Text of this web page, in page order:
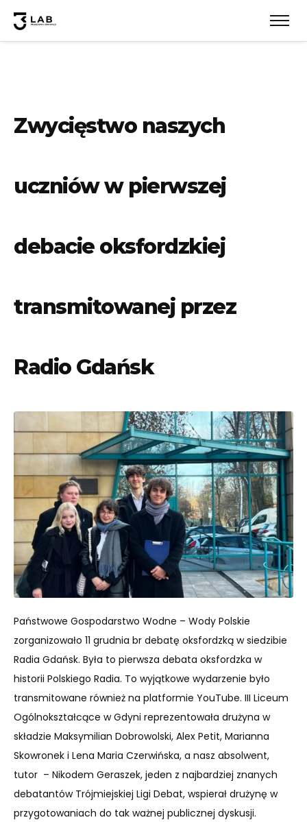
Zwycięstwo naszych
uczniów w pierwszej
debacie oksfordzkiej
transmitowanej przez
Radio Gdańsk
Państwowe Gospodarstwo Wodne – Wody Polskie
zorganizowało 11 grudnia br debatę oksfordzką w siedzibie
Radia Gdańsk. Była to pierwsza debata oksfordzka w
historii Polskiego Radia. To wyjątkowe wydarzenie było
transmitowane również na platformie YouTube. III Liceum
Ogólnokształcące w Gdyni reprezentowała drużyna w
składzie Maksymilian Dobrowolski, Alex Petit, Marianna
Skowronek i Lena Maria Czerwińska, a nasz absolwent,
tutor – Nikodem Geraszek, jeden z najbardziej znanych
debatantów Trójmiejskiej Ligi Debat, wspierał drużynę w
przygotowaniach do tak ważnej publicznej dyskusji.